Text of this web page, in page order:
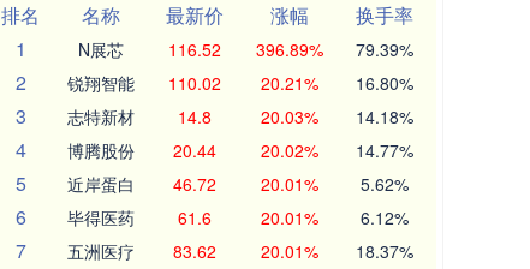
排名
名称 最新价 涨幅
换手率
1
N展芯 116.52 396.89% 79.39%
2 锐翔智能 110.02 20.21% 16.80%
3 志特新材 14.8 20.03% 14.18%
4 博腾股份 20.44 20.02% 14.77%
5 近岸蛋白 46.72 20.01% 5.62%
6 毕得医药 61.6 20.01% 6.12%
7 五洲医疗 83.62 20.01% 18.37%